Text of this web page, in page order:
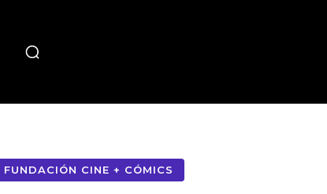
FUNDACIÓN CINE + CÓMICS